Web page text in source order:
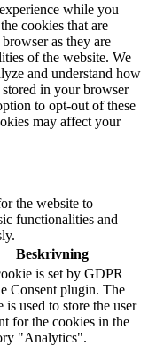
while you
cookies that are
as they are
of the website. We
and understand how
in your browser
to opt-out of these
may affect your
the website to
functionalities and
Beskrivning
is set by GDPR
Consent plugin. The
is used to store the user
for the cookies in the
"Analytics".